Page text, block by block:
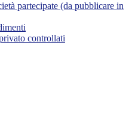
partecipate (da pubblicare in
controllati